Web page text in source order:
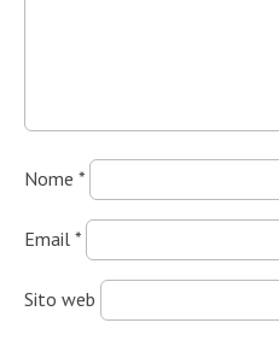
Nome *
Email *
Sito web